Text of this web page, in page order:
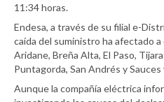
11:34 horas.
Endesa, a través de su filial e-
caída del suministro ha afectado
Aridane, Breña Alta, El Paso,
Puntagorda, San Andrés y Sauces
Aunque la compañía eléctrica